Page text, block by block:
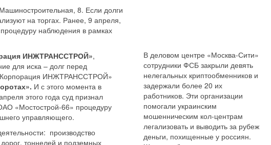
8. Если долги
на торгах. Ранее, 9 апреля,
наблюдения в рамках
ИНЖТРАНССТРОЙ»,
для иска – долг перед
«Корпорация ИНЖТРАНССТРОЙ»
И с этого момента в
этого года суд признал
«Мостострой-66» процедуру
управляющего.
производство
тоннелей и подземных
В деловом центре «Москва-Сити»
сотрудники ФСБ закрыли девять
нелегальных криптообменников и
задержали более 20 их
работников. Эти организации
помогали украинским
мошенническим кол-центрам
легализовать и выводить за рубеж
деньги, похищенные у россиян.